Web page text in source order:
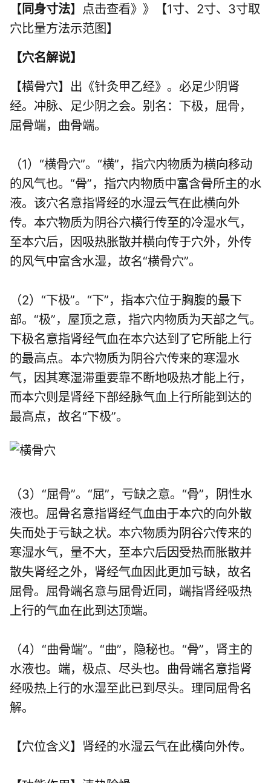
【同身寸法】点击查看》》【1寸、2寸、3寸取
穴比量方法示范图】
【穴名解说】
【横骨穴】出《针灸甲乙经》。必足少阴肾
经。冲脉、足少阴之会。别名：下极，屈骨，
屈骨端，曲骨端。
（1）“横骨穴”。“横”，指穴内物质为横向移动
的风气也。“骨”，指穴内物质中富含骨所主的水
液。该穴名意指肾经的水湿云气在此横向外
传。本穴物质为阴谷穴横行传至的冷湿水气，
至本穴后，因吸热胀散并横向传于穴外，外传
的风气中富含水湿，故名“横骨穴”。
（2）“下极”。“下”，指本穴位于胸腹的最下
部。“极”，屋顶之意，指穴内物质为天部之气。
下极名意指肾经气血在本穴达到了它所能上行
的最高点。本穴物质为阴谷穴传来的寒湿水
气，因其寒湿滞重要靠不断地吸热才能上行，
而本穴则是肾经下部经脉气血上行所能到达的
最高点，故名“下极”。
（3）“屈骨”。“屈”，亏缺之意。“骨”，阴性水
液也。屈骨名意指肾经气血由于本穴的向外散
失而处于亏缺之状。本穴物质为阴谷穴传来的
寒湿水气，量不大，至本穴后因受热而胀散并
散失肾经之外，肾经气血因此更加亏缺，故名
屈骨。屈骨端名意与屈骨近同，端指肾经吸热
上行的气血在此到达顶端。
（4）“曲骨端”。“曲”，隐秘也。“骨”，肾主的
水液也。端，极点、尽头也。曲骨端名意指肾
经吸热上行的水湿至此已到尽头。理同屈骨名
解。
【穴位含义】肾经的水湿云气在此横向外传。